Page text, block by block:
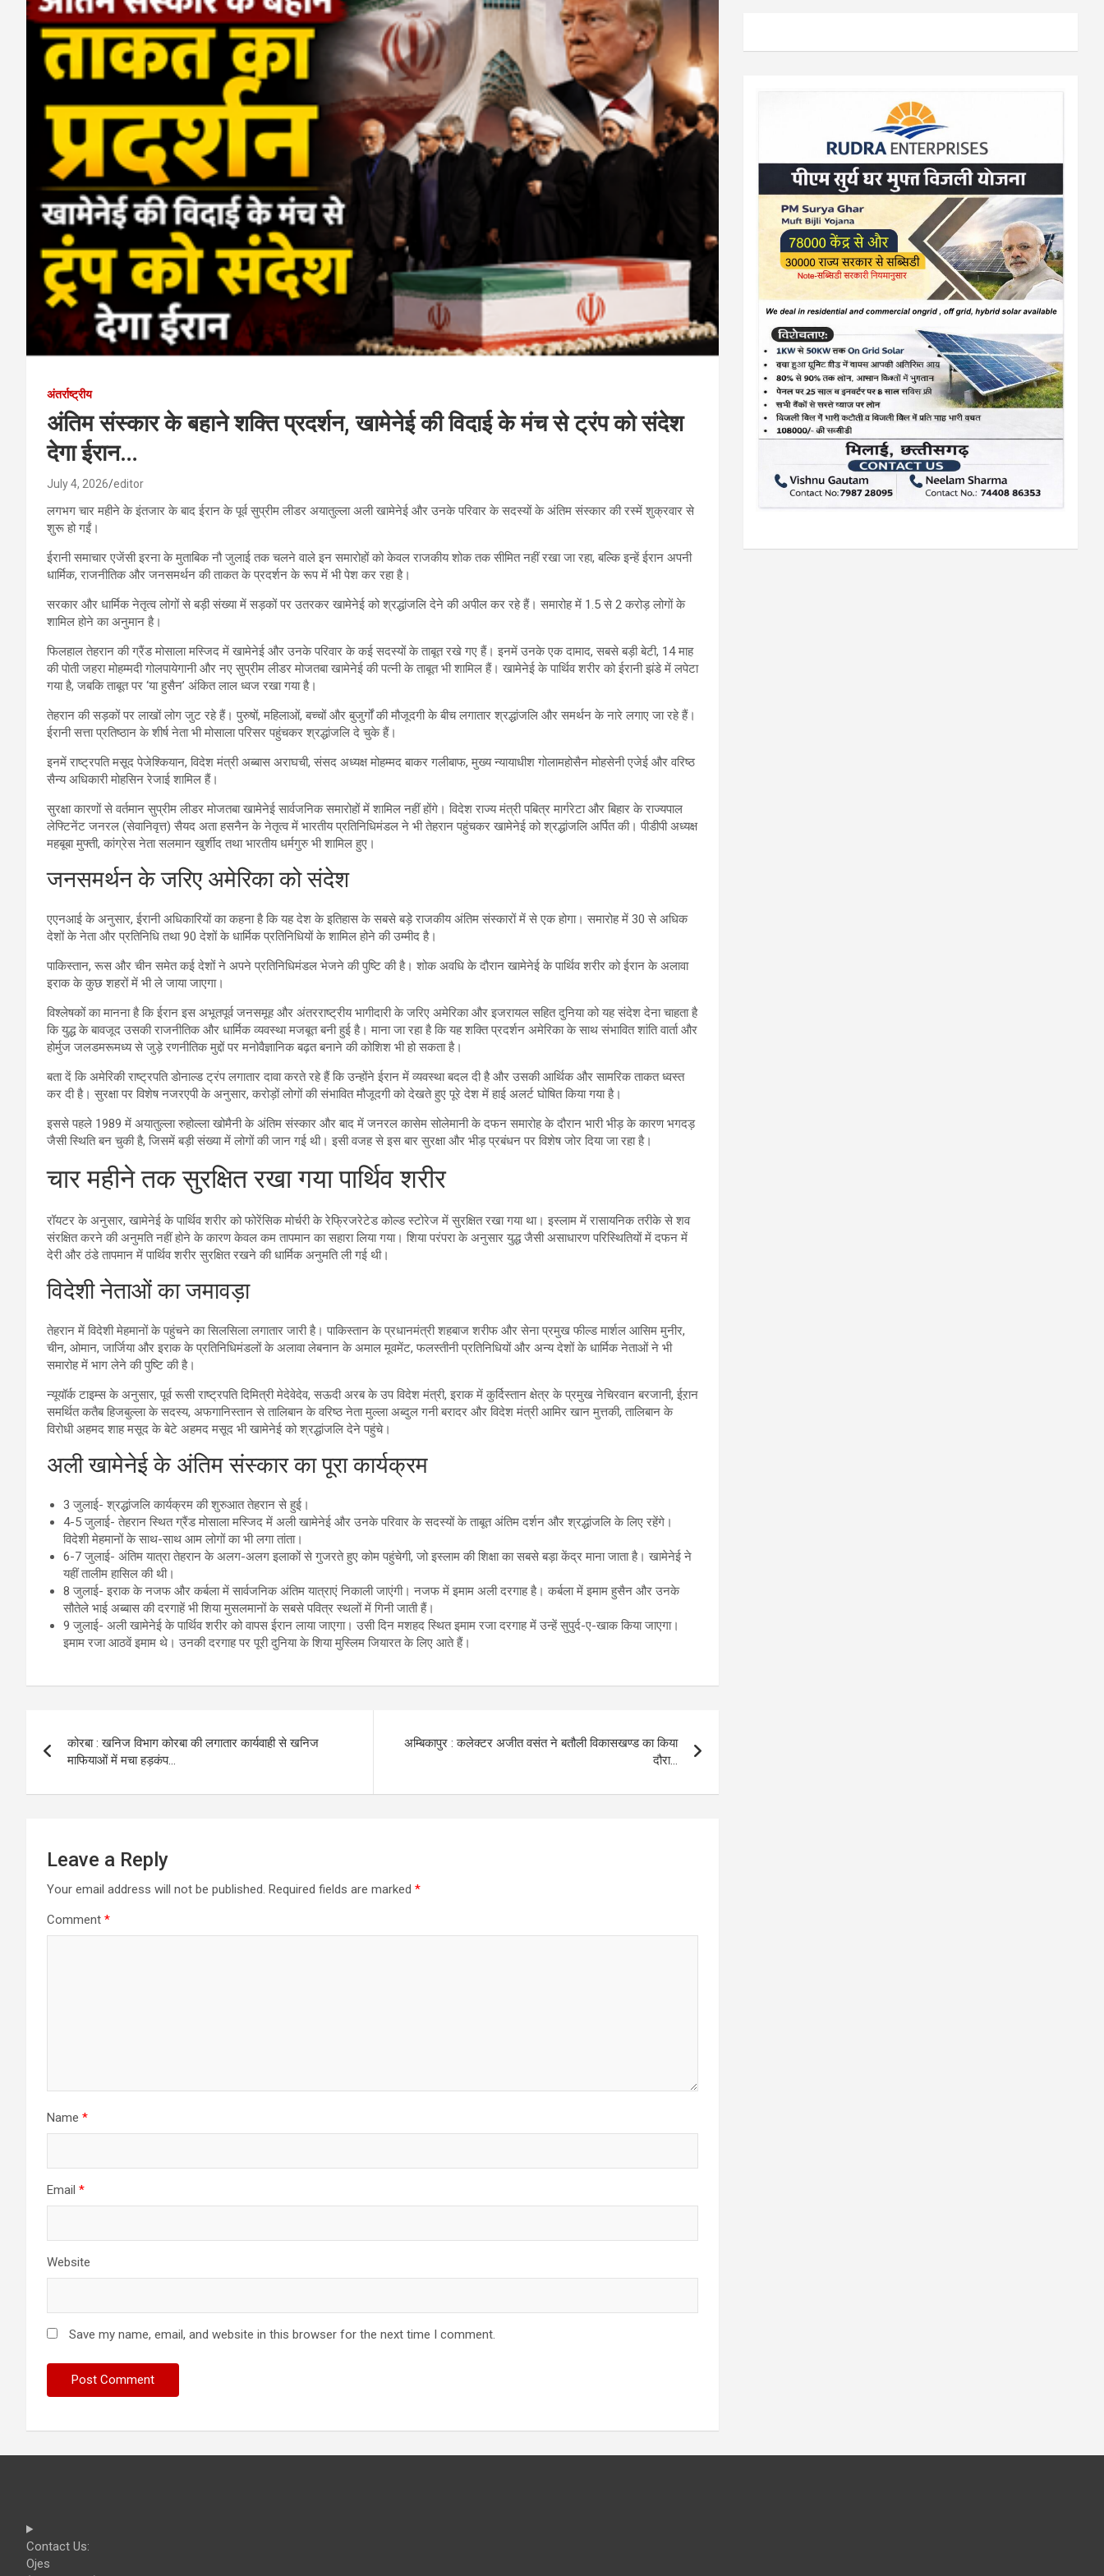
अंतर्राष्ट्रीय
अंतिम संस्कार के बहाने शक्ति प्रदर्शन, खामेनेई की विदाई के मंच से ट्रंप को संदेश
देगा ईरान…
July 4, 2026 editor
लगभग चार महीने के इंतजार के बाद ईरान के पूर्व सुप्रीम लीडर अयातुल्ला अली खामेनेई और उनके परिवार के सदस्यों के अंतिम संस्कार की रस्में शुक्रवार से
शुरू हो गईं।
ईरानी समाचार एजेंसी इरना के मुताबिक नौ जुलाई तक चलने वाले इन समारोहों को केवल राजकीय शोक तक सीमित नहीं रखा जा रहा, बल्कि इन्हें ईरान अपनी
धार्मिक, राजनीतिक और जनसमर्थन की ताकत के प्रदर्शन के रूप में भी पेश कर रहा है।
सरकार और धार्मिक नेतृत्व लोगों से बड़ी संख्या में सड़कों पर उतरकर खामेनेई को श्रद्धांजलि देने की अपील कर रहे हैं। समारोह में 1.5 से 2 करोड़ लोगों के
शामिल होने का अनुमान है।
फिलहाल तेहरान की ग्रैंड मोसाला मस्जिद में खामेनेई और उनके परिवार के कई सदस्यों के ताबूत रखे गए हैं। इनमें उनके एक दामाद, सबसे बड़ी बेटी, 14 माह
की पोती जहरा मोहम्मदी गोलपायेगानी और नए सुप्रीम लीडर मोजतबा खामेनेई की पत्नी के ताबूत भी शामिल हैं। खामेनेई के पार्थिव शरीर को ईरानी झंडे में लपेटा
गया है, जबकि ताबूत पर ‘या हुसैन’ अंकित लाल ध्वज रखा गया है।
तेहरान की सड़कों पर लाखों लोग जुट रहे हैं। पुरुषों, महिलाओं, बच्चों और बुजुर्गों की मौजूदगी के बीच लगातार श्रद्धांजलि और समर्थन के नारे लगाए जा रहे हैं।
ईरानी सत्ता प्रतिष्ठान के शीर्ष नेता भी मोसाला परिसर पहुंचकर श्रद्धांजलि दे चुके हैं।
इनमें राष्ट्रपति मसूद पेजेश्कियान, विदेश मंत्री अब्बास अराघची, संसद अध्यक्ष मोहम्मद बाकर गलीबाफ, मुख्य न्यायाधीश गोलामहोसैन मोहसेनी एजेई और वरिष्ठ
सैन्य अधिकारी मोहसिन रेजाई शामिल हैं।
सुरक्षा कारणों से वर्तमान सुप्रीम लीडर मोजतबा खामेनेई सार्वजनिक समारोहों में शामिल नहीं होंगे। विदेश राज्य मंत्री पबित्र मार्गरेटा और बिहार के राज्यपाल
लेफ्टिनेंट जनरल (सेवानिवृत्त) सैयद अता हसनैन के नेतृत्व में भारतीय प्रतिनिधिमंडल ने भी तेहरान पहुंचकर खामेनेई को श्रद्धांजलि अर्पित की। पीडीपी अध्यक्ष
महबूबा मुफ्ती, कांग्रेस नेता सलमान खुर्शीद तथा भारतीय धर्मगुरु भी शामिल हुए।
जनसमर्थन के जरिए अमेरिका को संदेश
एएनआई के अनुसार, ईरानी अधिकारियों का कहना है कि यह देश के इतिहास के सबसे बड़े राजकीय अंतिम संस्कारों में से एक होगा। समारोह में 30 से अधिक
देशों के नेता और प्रतिनिधि तथा 90 देशों के धार्मिक प्रतिनिधियों के शामिल होने की उम्मीद है।
पाकिस्तान, रूस और चीन समेत कई देशों ने अपने प्रतिनिधिमंडल भेजने की पुष्टि की है। शोक अवधि के दौरान खामेनेई के पार्थिव शरीर को ईरान के अलावा
इराक के कुछ शहरों में भी ले जाया जाएगा।
विश्लेषकों का मानना है कि ईरान इस अभूतपूर्व जनसमूह और अंतरराष्ट्रीय भागीदारी के जरिए अमेरिका और इजरायल सहित दुनिया को यह संदेश देना चाहता है
कि युद्ध के बावजूद उसकी राजनीतिक और धार्मिक व्यवस्था मजबूत बनी हुई है। माना जा रहा है कि यह शक्ति प्रदर्शन अमेरिका के साथ संभावित शांति वार्ता और
होर्मुज जलडमरूमध्य से जुड़े रणनीतिक मुद्दों पर मनोवैज्ञानिक बढ़त बनाने की कोशिश भी हो सकता है।
बता दें कि अमेरिकी राष्ट्रपति डोनाल्ड ट्रंप लगातार दावा करते रहे हैं कि उन्होंने ईरान में व्यवस्था बदल दी है और उसकी आर्थिक और सामरिक ताकत ध्वस्त
कर दी है। सुरक्षा पर विशेष नजरएपी के अनुसार, करोड़ों लोगों की संभावित मौजूदगी को देखते हुए पूरे देश में हाई अलर्ट घोषित किया गया है।
इससे पहले 1989 में अयातुल्ला रुहोल्ला खोमैनी के अंतिम संस्कार और बाद में जनरल कासेम सोलेमानी के दफन समारोह के दौरान भारी भीड़ के कारण भगदड़
जैसी स्थिति बन चुकी है, जिसमें बड़ी संख्या में लोगों की जान गई थी। इसी वजह से इस बार सुरक्षा और भीड़ प्रबंधन पर विशेष जोर दिया जा रहा है।
चार महीने तक सुरक्षित रखा गया पार्थिव शरीर
रॉयटर के अनुसार, खामेनेई के पार्थिव शरीर को फोरेंसिक मोर्चरी के रेफ्रिजरेटेड कोल्ड स्टोरेज में सुरक्षित रखा गया था। इस्लाम में रासायनिक तरीके से शव
संरक्षित करने की अनुमति नहीं होने के कारण केवल कम तापमान का सहारा लिया गया। शिया परंपरा के अनुसार युद्ध जैसी असाधारण परिस्थितियों में दफन में
देरी और ठंडे तापमान में पार्थिव शरीर सुरक्षित रखने की धार्मिक अनुमति ली गई थी।
विदेशी नेताओं का जमावड़ा
तेहरान में विदेशी मेहमानों के पहुंचने का सिलसिला लगातार जारी है। पाकिस्तान के प्रधानमंत्री शहबाज शरीफ और सेना प्रमुख फील्ड मार्शल आसिम मुनीर,
चीन, ओमान, जार्जिया और इराक के प्रतिनिधिमंडलों के अलावा लेबनान के अमाल मूवमेंट, फलस्तीनी प्रतिनिधियों और अन्य देशों के धार्मिक नेताओं ने भी
समारोह में भाग लेने की पुष्टि की है।
न्यूयॉर्क टाइम्स के अनुसार, पूर्व रूसी राष्ट्रपति दिमित्री मेदेवेदेव, सऊदी अरब के उप विदेश मंत्री, इराक में कुर्दिस्तान क्षेत्र के प्रमुख नेचिरवान बरजानी, ईऱान
समर्थित कतैब हिजबुल्ला के सदस्य, अफगानिस्तान से तालिबान के वरिष्ठ नेता मुल्ला अब्दुल गनी बरादर और विदेश मंत्री आमिर खान मुत्तकी, तालिबान के
विरोधी अहमद शाह मसूद के बेटे अहमद मसूद भी खामेनेई को श्रद्धांजलि देने पहुंचे।
अली खामेनेई के अंतिम संस्कार का पूरा कार्यक्रम
3 जुलाई- श्रद्धांजलि कार्यक्रम की शुरुआत तेहरान से हुई।
4-5 जुलाई- तेहरान स्थित ग्रैंड मोसाला मस्जिद में अली खामेनेई और उनके परिवार के सदस्यों के ताबूत अंतिम दर्शन और श्रद्धांजलि के लिए रहेंगे।
विदेशी मेहमानों के साथ-साथ आम लोगों का भी लगा तांता।
6-7 जुलाई- अंतिम यात्रा तेहरान के अलग-अलग इलाकों से गुजरते हुए कोम पहुंचेगी, जो इस्लाम की शिक्षा का सबसे बड़ा केंद्र माना जाता है। खामेनेई ने
यहीं तालीम हासिल की थी।
8 जुलाई- इराक के नजफ और कर्बला में सार्वजनिक अंतिम यात्राएं निकाली जाएंगी। नजफ में इमाम अली दरगाह है। कर्बला में इमाम हुसैन और उनके
सौतेले भाई अब्बास की दरगाहें भी शिया मुसलमानों के सबसे पवित्र स्थलों में गिनी जाती हैं।
9 जुलाई- अली खामेनेई के पार्थिव शरीर को वापस ईरान लाया जाएगा। उसी दिन मशहद स्थित इमाम रजा दरगाह में उन्हें सुपुर्द-ए-खाक किया जाएगा।
इमाम रजा आठवें इमाम थे। उनकी दरगाह पर पूरी दुनिया के शिया मुस्लिम जियारत के लिए आते हैं।
navigation
कोरबा : खनिज विभाग कोरबा की लगातार कार्यवाही से खनिज
माफियाओं में मचा हड़कंप…
अम्बिकापुर : कलेक्टर अजीत वसंत ने बतौली विकासखण्ड का किया
दौरा…
Leave a Reply
Your email address will not be published. Required fields are marked *
Comment *
Name *
Email *
Website
Save my name, email, and website in this browser for the next time I comment.
Contact Us:
Ojes